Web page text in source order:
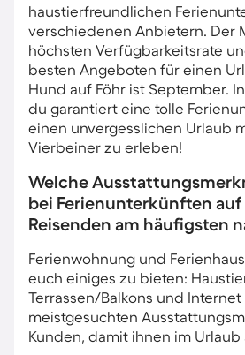
haustierfreundlichen
verschiedenen Anbietern. Der
höchsten Verfügbarkeitsrate
besten Angeboten für einen
Hund auf Föhr ist September.
du garantiert eine tolle
einen unvergesslichen Urlaub
Vierbeiner zu erleben!
Welche
bei Ferienunterkünften auf
Reisenden am häufigsten
Ferienwohnung und
euch einiges zu bieten:
Terrassen/Balkons und
meistgesuchten
Kunden, damit ihnen im Urlaub